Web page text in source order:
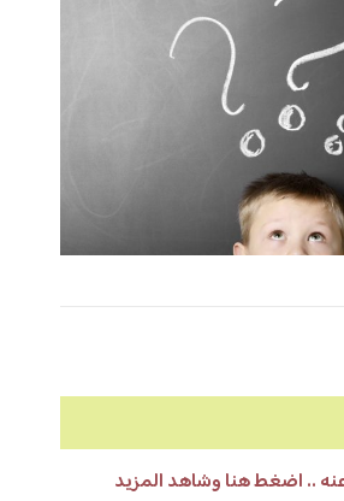
.. اضغط هنا وشاهد المزيد